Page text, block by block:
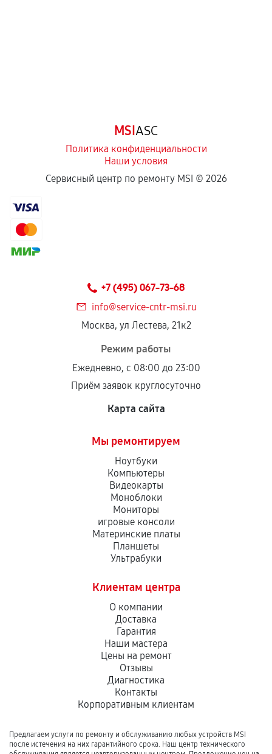
MSIASC
Политика конфиденциальности
Наши условия
Сервисный центр по ремонту MSI © 2026
+7 (495) 067-73-68
info@service-cntr-msi.ru
Москва, ул Лестева, 21к2
Режим работы
Ежедневно, с 08:00 до 23:00
Приём заявок круглосуточно
Карта сайта
Мы ремонтируем
Ноутбуки
Компьютеры
Видеокарты
Моноблоки
Мониторы
игровые консоли
Материнские платы
Планшеты
Ультрабуки
Клиентам центра
О компании
Доставка
Гарантия
Наши мастера
Цены на ремонт
Отзывы
Диагностика
Контакты
Корпоративным клиентам
Предлагаем услуги по ремонту и обслуживанию любых устройств MSI
после истечения на них гарантийного срока. Наш центр технического